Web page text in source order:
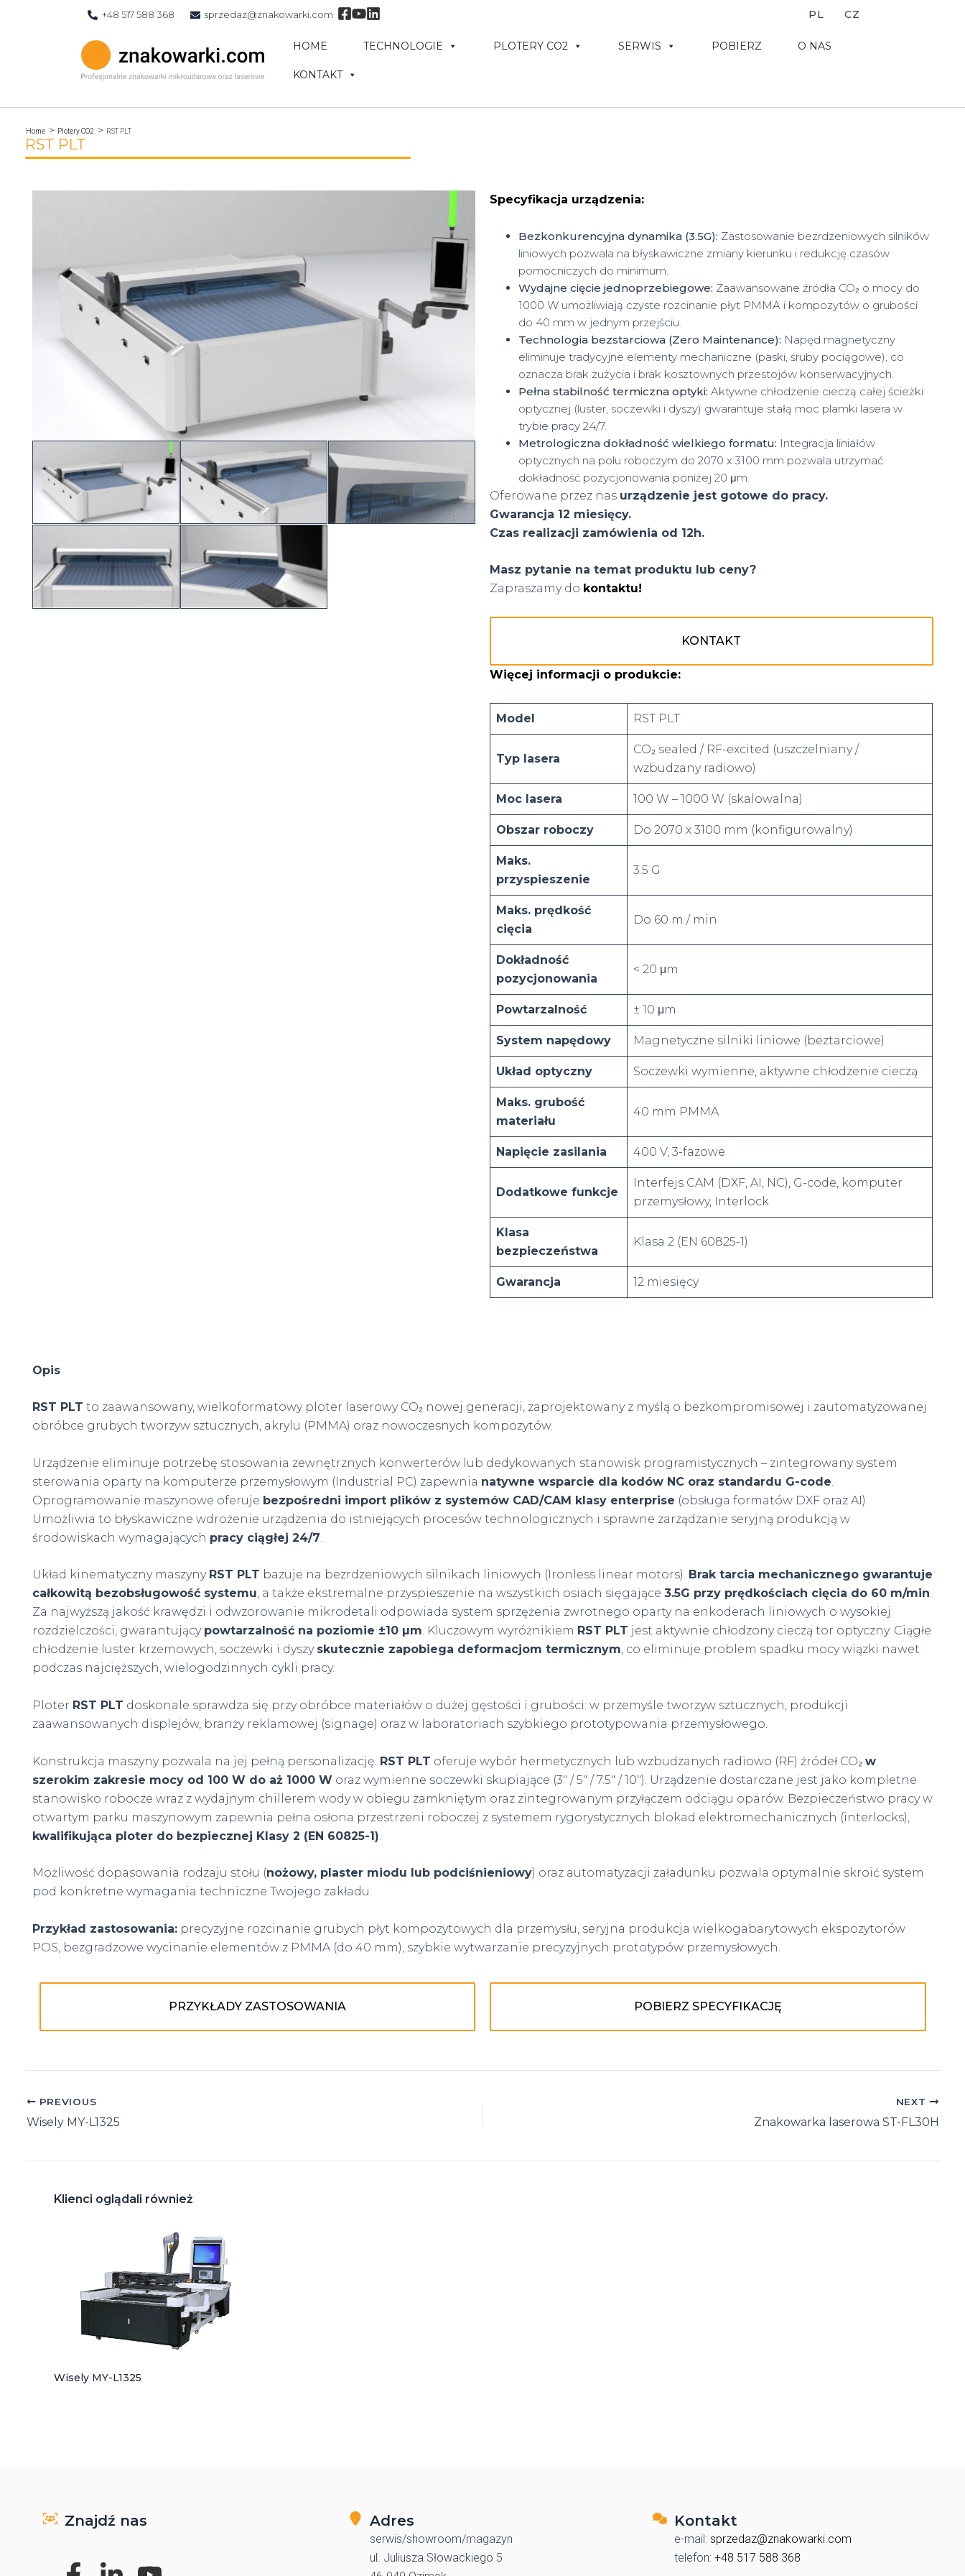
+48 517 588 368 sprzedaz@znakowarki.com PL CZ
HOME TECHNOLOGIE PLOTERY CO2 SERWIS POBIERZ O NAS
KONTAKT
Home Plotery CO2 RST PLT
RST PLT
Specyfikacja urządzenia:
Bezkonkurencyjna dynamika (3.5G): Zastosowanie bezrdzeniowych silników
liniowych pozwala na błyskawiczne zmiany kierunku i redukcję czasów
pomocniczych do minimum.
Wydajne cięcie jednoprzebiegowe: Zaawansowane źródła CO₂ o mocy do
1000 W umożliwiają czyste rozcinanie płyt PMMA i kompozytów o grubości
do 40 mm w jednym przejściu.
Technologia bezstarciowa (Zero Maintenance): Napęd magnetyczny
eliminuje tradycyjne elementy mechaniczne (paski, śruby pociągowe), co
oznacza brak zużycia i brak kosztownych przestojów konserwacyjnych.
Pełna stabilność termiczna optyki: Aktywne chłodzenie cieczą całej ścieżki
optycznej (luster, soczewki i dyszy) gwarantuje stałą moc plamki lasera w
trybie pracy 24/7.
Metrologiczna dokładność wielkiego formatu: Integracja liniałów
optycznych na polu roboczym do 2070 x 3100 mm pozwala utrzymać
dokładność pozycjonowania poniżej 20 μm.
Oferowane przez nas urządzenie jest gotowe do pracy.
Gwarancja 12 miesięcy.
Czas realizacji zamówienia od 12h.
Masz pytanie na temat produktu lub ceny?
Zapraszamy do kontaktu!
KONTAKT
Więcej informacji o produkcie:
Model RST PLT
Typ lasera
CO₂ sealed / RF-excited (uszczelniany /
wzbudzany radiowo)
Moc lasera 100 W – 1000 W (skalowalna)
Obszar roboczy Do 2070 x 3100 mm (konfigurowalny)
Maks.
przyspieszenie
3.5 G
Maks. prędkość
cięcia
Do 60 m / min
Dokładność
pozycjonowania
< 20 μm
Powtarzalność ± 10 μm
System napędowy Magnetyczne silniki liniowe (beztarciowe)
Układ optyczny Soczewki wymienne, aktywne chłodzenie cieczą
Maks. grubość
materiału
40 mm PMMA
Napięcie zasilania 400 V, 3-fazowe
Dodatkowe funkcje
Interfejs CAM (DXF, AI, NC), G-code, komputer
przemysłowy, Interlock
Klasa
bezpieczeństwa
Klasa 2 (EN 60825-1)
Gwarancja 12 miesięcy
Opis
RST PLT to zaawansowany, wielkoformatowy ploter laserowy CO₂ nowej generacji, zaprojektowany z myślą o bezkompromisowej i zautomatyzowanej
obróbce grubych tworzyw sztucznych, akrylu (PMMA) oraz nowoczesnych kompozytów.
Urządzenie eliminuje potrzebę stosowania zewnętrznych konwerterów lub dedykowanych stanowisk programistycznych – zintegrowany system
sterowania oparty na komputerze przemysłowym (Industrial PC) zapewnia natywne wsparcie dla kodów NC oraz standardu G-code
Oprogramowanie maszynowe oferuje bezpośredni import plików z systemów CAD/CAM klasy enterprise (obsługa formatów DXF oraz AI).
Umożliwia to błyskawiczne wdrożenie urządzenia do istniejących procesów technologicznych i sprawne zarządzanie seryjną produkcją w
środowiskach wymagających pracy ciągłej 24/7
Układ kinematyczny maszyny RST PLT bazuje na bezrdzeniowych silnikach liniowych (Ironless linear motors). Brak tarcia mechanicznego gwarantuje
całkowitą bezobsługowość systemu, a także ekstremalne przyspieszenie na wszystkich osiach sięgające 3.5G przy prędkościach cięcia do 60 m/min.
Za najwyższą jakość krawędzi i odwzorowanie mikrodetali odpowiada system sprzężenia zwrotnego oparty na enkoderach liniowych o wysokiej
rozdzielczości, gwarantujący powtarzalność na poziomie ±10 µm. Kluczowym wyróżnikiem RST PLT jest aktywnie chłodzony cieczą tor optyczny. Ciągłe
chłodzenie luster krzemowych, soczewki i dyszy skutecznie zapobiega deformacjom termicznym, co eliminuje problem spadku mocy wiązki nawet
podczas najcięższych, wielogodzinnych cykli pracy.
Ploter RST PLT doskonale sprawdza się przy obróbce materiałów o dużej gęstości i grubości: w przemyśle tworzyw sztucznych, produkcji
zaawansowanych displejów, branży reklamowej (signage) oraz w laboratoriach szybkiego prototypowania przemysłowego.
Konstrukcja maszyny pozwala na jej pełną personalizację. RST PLT oferuje wybór hermetycznych lub wzbudzanych radiowo (RF) źródeł CO₂ w
szerokim zakresie mocy od 100 W do aż 1000 W oraz wymienne soczewki skupiające (3″ / 5″ / 7.5″ / 10″). Urządzenie dostarczane jest jako kompletne
stanowisko robocze wraz z wydajnym chillerem wody w obiegu zamkniętym oraz zintegrowanym przyłączem odciągu oparów. Bezpieczeństwo pracy w
otwartym parku maszynowym zapewnia pełna osłona przestrzeni roboczej z systemem rygorystycznych blokad elektromechanicznych (interlocks),
kwalifikująca ploter do bezpiecznej Klasy 2 (EN 60825-1)
Możliwość dopasowania rodzaju stołu (nożowy, plaster miodu lub podciśnieniowy) oraz automatyzacji załadunku pozwala optymalnie skroić system
pod konkretne wymagania techniczne Twojego zakładu.
Przykład zastosowania:precyzyjne rozcinanie grubych płyt kompozytowych dla przemysłu, seryjna produkcja wielkogabarytowych ekspozytorów
POS, bezgradzowe wycinanie elementów z PMMA (do 40 mm), szybkie wytwarzanie precyzyjnych prototypów przemysłowych.
PRZYKŁADY ZASTOSOWANIA POBIERZ SPECYFIKACJĘ
Post
navigation
PREVIOUS
Wisely MY-L1325
NEXT
Znakowarka laserowa ST-FL30H
Klienci oglądali również
Wisely MY-L1325
Znajdź nas Adres
serwis/showroom/magazyn
ul. Juliusza Słowackiego 5
Kontakt
e-mail:sprzedaz@znakowarki.com
telefon:+48 517 588 368